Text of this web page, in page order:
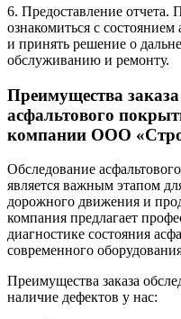
6. Предоставление отчета.
ознакомиться с
и принять решение о
обслуживанию и ремонту.
Преимущества
асфальтового
компании ООО
Обследование
является важным этапом
дорожного движения и
компания предлагает
диагностике состояния
современного
Преимущества заказа
наличие дефектов у нас: